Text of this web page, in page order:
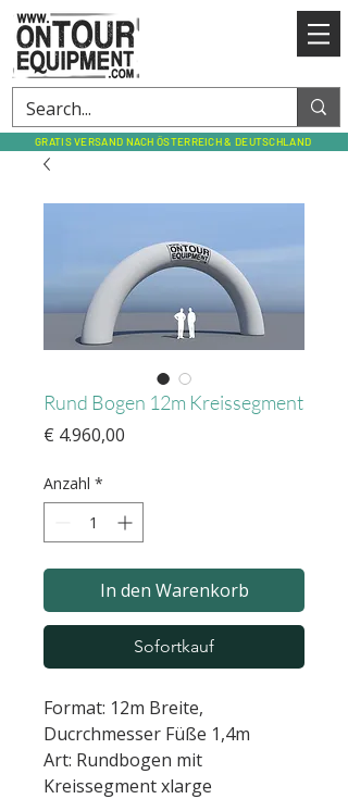
GRATIS VERSAND NACH ÖSTERREICH & DEUTSCHLAND
Rund Bogen 12m Kreissegment
€ 4.960,00
Anzahl *
In den Warenkorb
Sofortkauf
Format: 12m Breite,
Ducrchmesser Füße 1,4m
Art: Rundbogen mit
Kreissegment xlarge